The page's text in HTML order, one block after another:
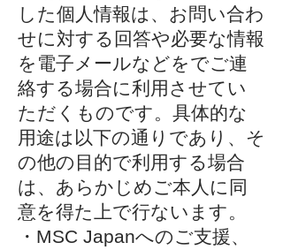
した個人情報は、お問い合わ
せに対する回答や必要な情報
を電子メールなどをでご連
絡する場合に利用させてい
ただくものです。具体的な
用途は以下の通りであり、そ
の他の目的で利用する場合
は、あらかじめご本人に同
意を得た上で行ないます。
・MSC Japanへのご支援、